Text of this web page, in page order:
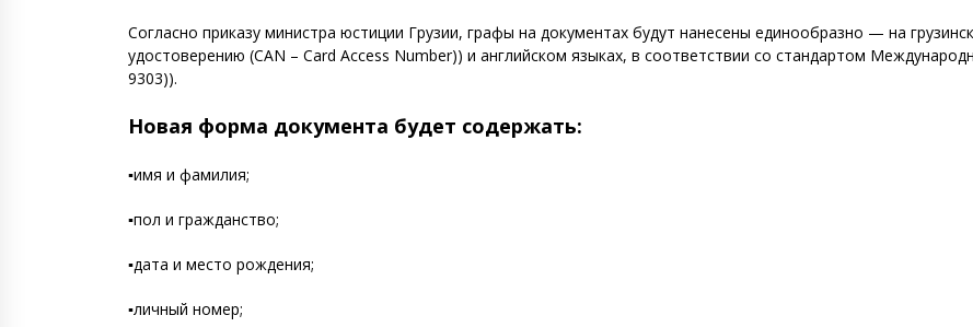
Cогласно приказу министра юстиции Грузии, графы на документах будут нанесены единообразно — на
удостоверению (CAN – Card Access Number)) и английском языках, в соответствии со стандартом
9303)).
Новая форма документа будет содержать:
▪️имя и фамилия;
▪️пол и гражданство;
▪️дата и место рождения;
▪️личный номер;